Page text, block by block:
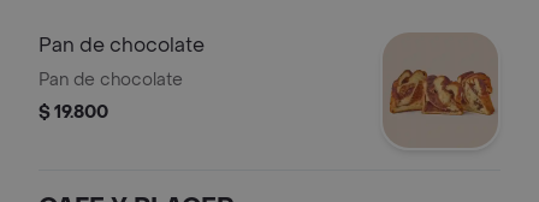
Pan de chocolate
Pan de chocolate
$ 19.800